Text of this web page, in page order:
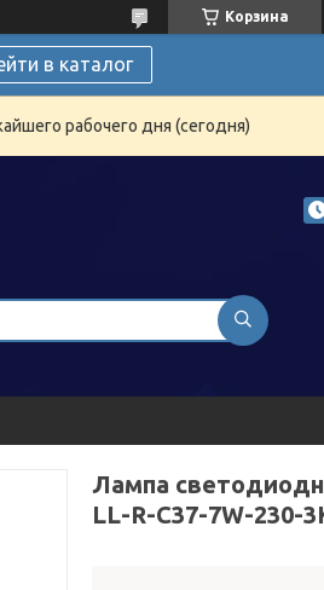
Корзина
в каталог
рабочего дня (сегодня)
Лампа
LL-R-C37-7W-230-